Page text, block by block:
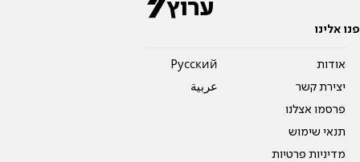
פנו אלינו
אודות
יצירת קשר
פרסמו אצלנו
תנאי שימוש
מדיניות פרטיות
Pусский
عربية